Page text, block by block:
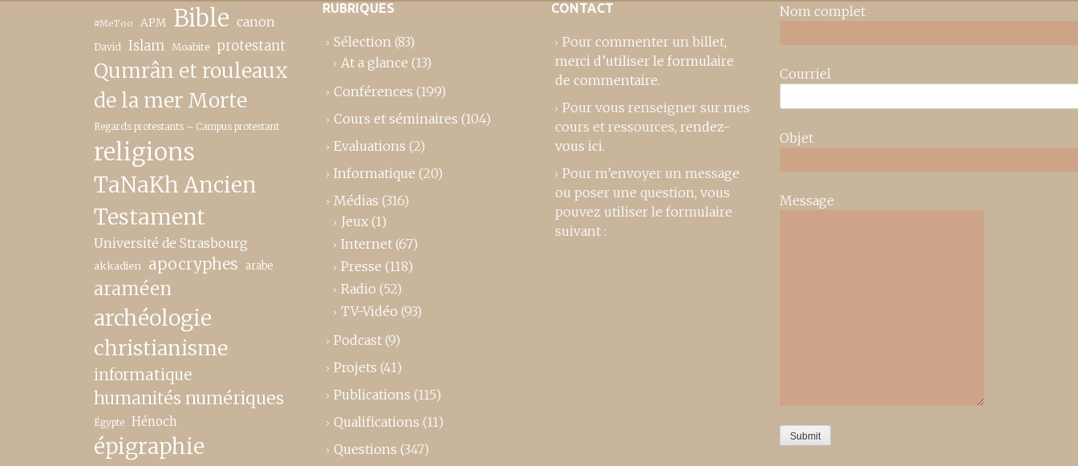
#MeToo APM Bible canon
David Islam Moabite protestant
Qumrân et rouleaux
de la mer Morte
Regards protestants – Campus protestant
religions
TaNaKh Ancien
Testament
Université de Strasbourg
akkadien apocryphes arabe
araméen
archéologie
christianisme
informatique
humanités numériques
Égypte Hénoch
épigraphie
RUBRIQUES
Sélection (83)
At a glance (13)
Conférences (199)
Cours et séminaires (104)
Evaluations (2)
Informatique (20)
Médias (316)
Jeux (1)
Internet (67)
Presse (118)
Radio (52)
TV-Vidéo (93)
Podcast (9)
Projets (41)
Publications (115)
Qualifications (11)
Questions (347)
CONTACT
Pour commenter un billet,
merci d’utiliser le formulaire
de commentaire.
Pour vous renseigner sur mes
cours et ressources, rendez-
vous ici.
Pour m’envoyer un message
ou poser une question, vous
pouvez utiliser le formulaire
suivant :
Nom complet
Courriel
Objet
Message